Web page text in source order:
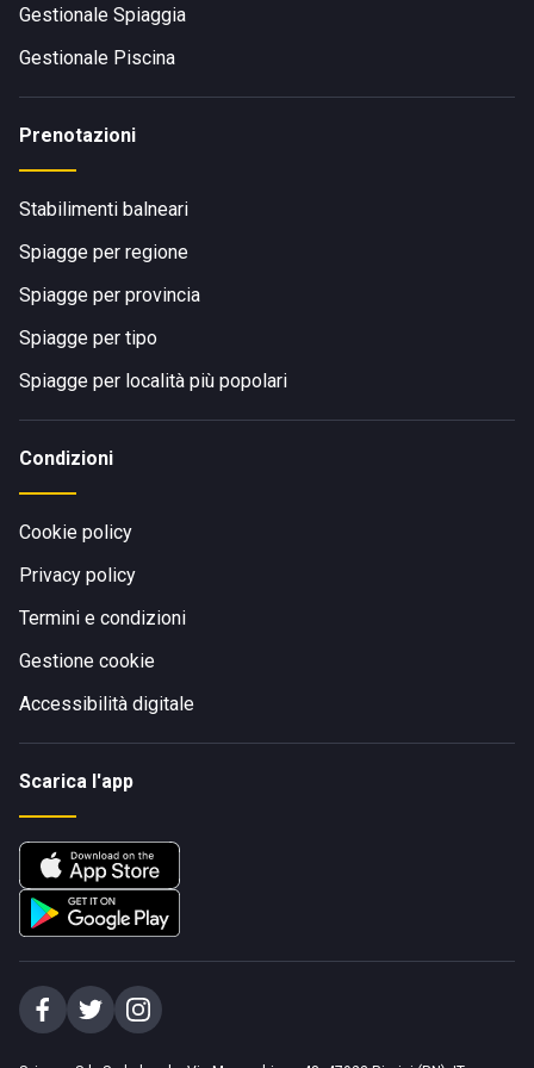
Gestionale Spiaggia
Gestionale Piscina
Prenotazioni
Stabilimenti balneari
Spiagge per regione
Spiagge per provincia
Spiagge per tipo
Spiagge per località più popolari
Condizioni
Cookie policy
Privacy policy
Termini e condizioni
Gestione cookie
Accessibilità digitale
Scarica l'app